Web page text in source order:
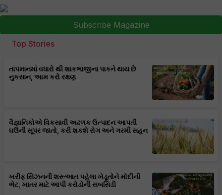
Subscribe Magazine
Top Stories
તાપમાનમાં વધારો થી શાકભાજીના પાકને થાય છે
નુકસાન, આમ કરો રક્ષણ
વૈજ્ઞાનિકોએ વિકસાવી અઢળક ઉત્પાદન આપતી
ઘઉંની સૂપર જાતો, કરી શકશે રોગ અને ગરમી સહન
ખરીફ સિઝનની શરૂઆત પહેલા ખેડૂતોને મોદીની
ભેટ, ખાતર માટે આપી કરોડોની સબસિડી